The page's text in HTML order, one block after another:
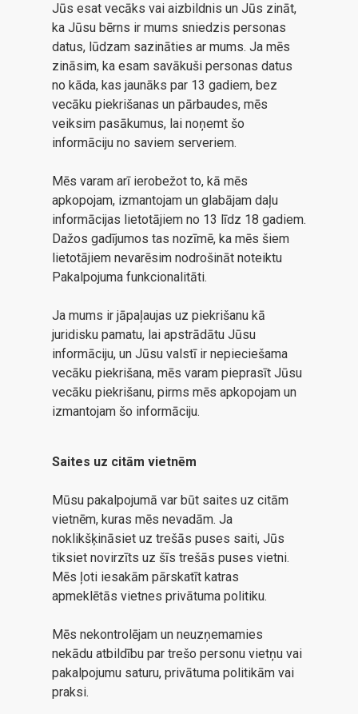
Jūs esat vecāks vai aizbildnis un Jūs zināt,
ka Jūsu bērns ir mums sniedzis personas
datus, lūdzam sazināties ar mums. Ja mēs
zināsim, ka esam savākuši personas datus
no kāda, kas jaunāks par 13 gadiem, bez
vecāku piekrišanas un pārbaudes, mēs
veiksim pasākumus, lai noņemt šo
informāciju no saviem serveriem.
Mēs varam arī ierobežot to, kā mēs
apkopojam, izmantojam un glabājam daļu
informācijas lietotājiem no 13 līdz 18 gadiem.
Dažos gadījumos tas nozīmē, ka mēs šiem
lietotājiem nevarēsim nodrošināt noteiktu
Pakalpojuma funkcionalitāti.
Ja mums ir jāpaļaujas uz piekrišanu kā
juridisku pamatu, lai apstrādātu Jūsu
informāciju, un Jūsu valstī ir nepieciešama
vecāku piekrišana, mēs varam pieprasīt Jūsu
vecāku piekrišanu, pirms mēs apkopojam un
izmantojam šo informāciju.
Saites uz citām vietnēm
Mūsu pakalpojumā var būt saites uz citām
vietnēm, kuras mēs nevadām. Ja
noklikšķināsiet uz trešās puses saiti, Jūs
tiksiet novirzīts uz šīs trešās puses vietni.
Mēs ļoti iesakām pārskatīt katras
apmeklētās vietnes privātuma politiku.
Mēs nekontrolējam un neuzņemamies
nekādu atbildību par trešo personu vietņu vai
pakalpojumu saturu, privātuma politikām vai
praksi.